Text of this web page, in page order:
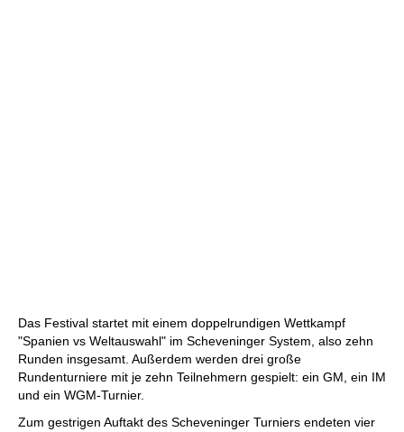
Das Festival startet mit einem doppelrundigen Wettkampf
"Spanien vs Weltauswahl" im Scheveninger System, also zehn
Runden insgesamt. Außerdem werden drei große
Rundenturniere mit je zehn Teilnehmern gespielt: ein GM, ein IM
und ein WGM-Turnier.
Zum gestrigen Auftakt des Scheveninger Turniers endeten vier